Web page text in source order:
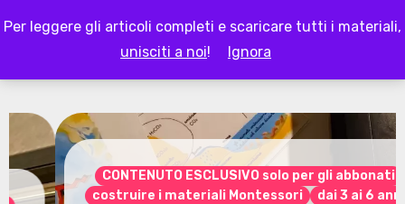
Per leggere gli articoli completi e scaricare tutti i materiali,
unisciti a noi! Ignora
to
LAPAPPADOLCE
CONTENUTO ESCLUSIVO solo per gli abbonati
costruire i materiali Montessori
dai 3 ai 6 anni